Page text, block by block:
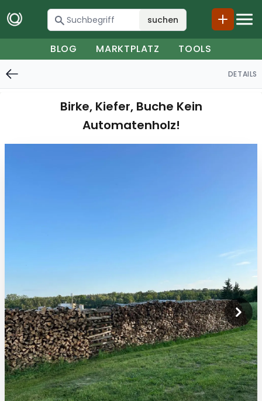
suchen
BLOG MARKTPLATZ TOOLS
DETAILS
Birke, Kiefer, Buche Kein
Automatenholz!